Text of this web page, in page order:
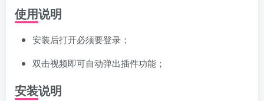
使用说明
安装后打开必须要登录；
双击视频即可自动弹出插件功能；
安装说明